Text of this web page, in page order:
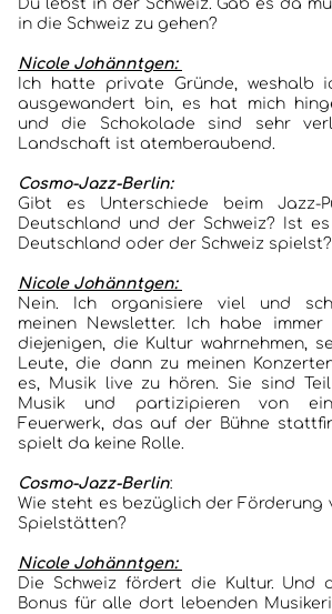
Du lebst in der Schweiz. Gab es da
in die Schweiz zu gehen?
Nicole Johänntgen:
Ich hatte private Gründe, weshalb
ausgewandert bin, es hat mich
und die Schokolade sind sehr
Landschaft ist atemberaubend.
Cosmo-Jazz-Berlin:
Gibt es Unterschiede beim Jazz-
Deutschland und der Schweiz? Ist
Deutschland oder der Schweiz spielst?
Nicole Johänntgen:
Nein. Ich organisiere viel und
meinen Newsletter. Ich habe
diejenigen, die Kultur wahrnehmen,
Leute, die dann zu meinen
es, Musik live zu hören. Sie sind
Musik und partizipieren von
Feuerwerk, das auf der Bühne
spielt da keine Rolle.
Cosmo-Jazz-Berlin:
Wie steht es bezüglich der Förderung
Spielstätten?
Nicole Johänntgen:
Die Schweiz fördert die Kultur. Und
Bonus für alle dort lebenden